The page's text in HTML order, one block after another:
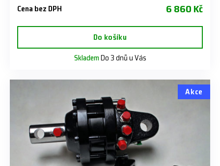
Cena bez DPH 6 860 Kč
Do košíku
SklademDo 3 dnů u Vás
Akce